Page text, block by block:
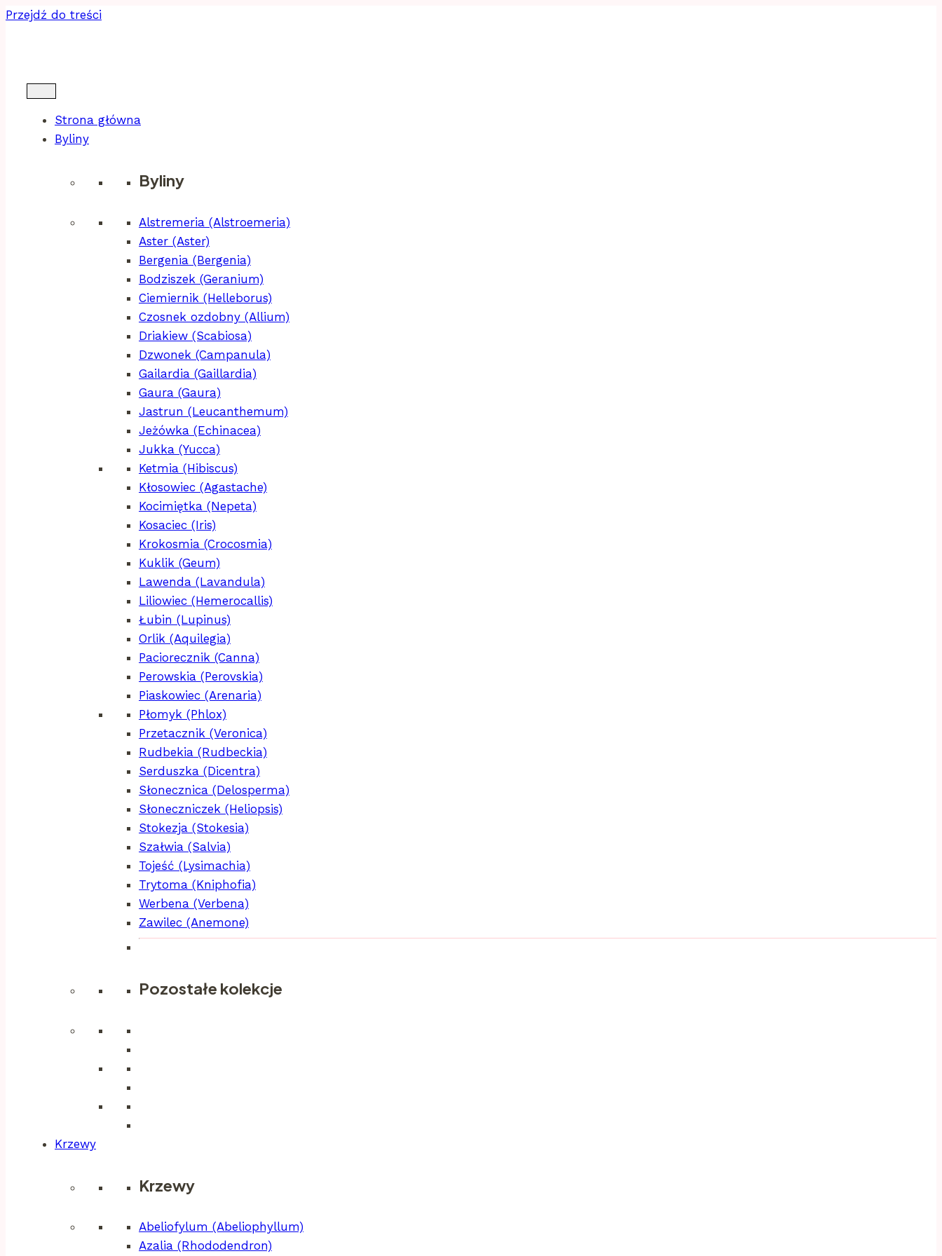
Przejdź do treści
Strona główna
Byliny
Byliny
Alstremeria (Alstroemeria)
Aster (Aster)
Bergenia (Bergenia)
Bodziszek (Geranium)
Ciemiernik (Helleborus)
Czosnek ozdobny (Allium)
Driakiew (Scabiosa)
Dzwonek (Campanula)
Gailardia (Gaillardia)
Gaura (Gaura)
Jastrun (Leucanthemum)
Jeżówka (Echinacea)
Jukka (Yucca)
Ketmia (Hibiscus)
Kłosowiec (Agastache)
Kocimiętka (Nepeta)
Kosaciec (Iris)
Krokosmia (Crocosmia)
Kuklik (Geum)
Lawenda (Lavandula)
Liliowiec (Hemerocallis)
Łubin (Lupinus)
Orlik (Aquilegia)
Paciorecznik (Canna)
Perowskia (Perovskia)
Piaskowiec (Arenaria)
Płomyk (Phlox)
Przetacznik (Veronica)
Rudbekia (Rudbeckia)
Serduszka (Dicentra)
Słonecznica (Delosperma)
Słoneczniczek (Heliopsis)
Stokezja (Stokesia)
Szałwia (Salvia)
Tojeść (Lysimachia)
Trytoma (Kniphofia)
Werbena (Verbena)
Zawilec (Anemone)
Pozostałe kolekcje
Krzewy
Krzewy
Abeliofylum (Abeliophyllum)
Azalia (Rhododendron)